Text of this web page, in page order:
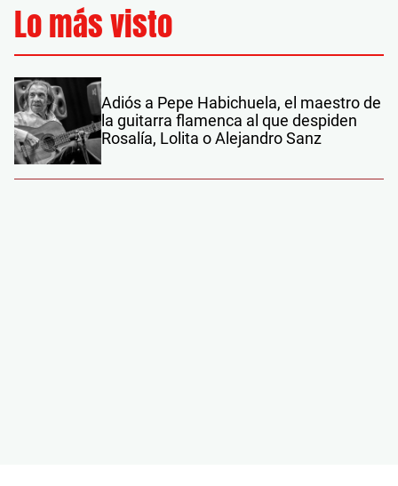
Lo más visto
Adiós a Pepe Habichuela, el maestro de
la guitarra flamenca al que despiden
Rosalía, Lolita o Alejandro Sanz